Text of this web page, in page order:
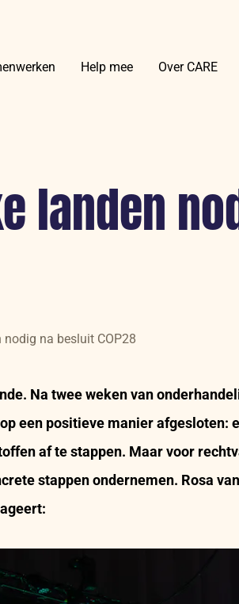
Help mee Over CARE
landen
na besluit COP28
Na twee weken van
een positieve manier afgesloten:
af te stappen. Maar voor
stappen ondernemen. Rosa